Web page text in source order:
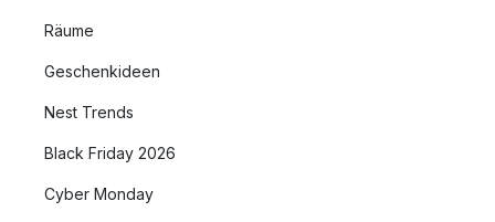
Räume
Geschenkideen
Nest Trends
Black Friday 2026
Cyber Monday